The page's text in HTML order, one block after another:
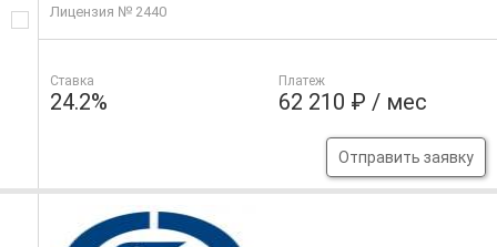
Лицензия № 2440
Ставка
24.2%
Платеж
62 210 ₽ / мес
Отправить заявку